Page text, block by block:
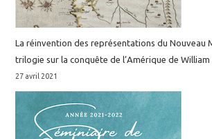
La réinvention des représentations du Nouveau
trilogie sur la conquête de l’Amérique de William
27 avril 2021